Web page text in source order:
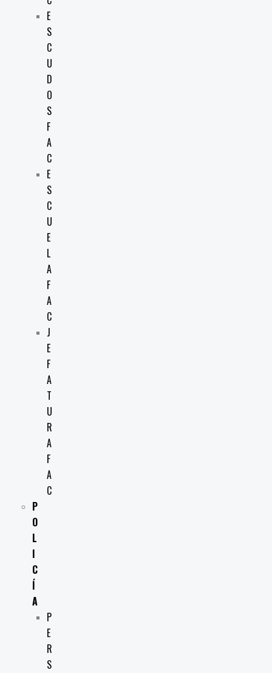
E
S
C
U
D
O
S
F
A
C
E
S
C
U
E
L
A
F
A
C
J
E
F
A
T
U
R
A
F
A
C
P
O
L
I
C
Í
A
P
E
R
S